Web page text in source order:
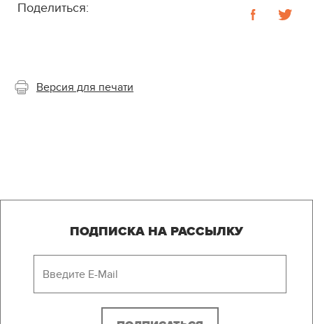
Поделиться:
Версия для печати
ПОДПИСКА НА РАССЫЛКУ